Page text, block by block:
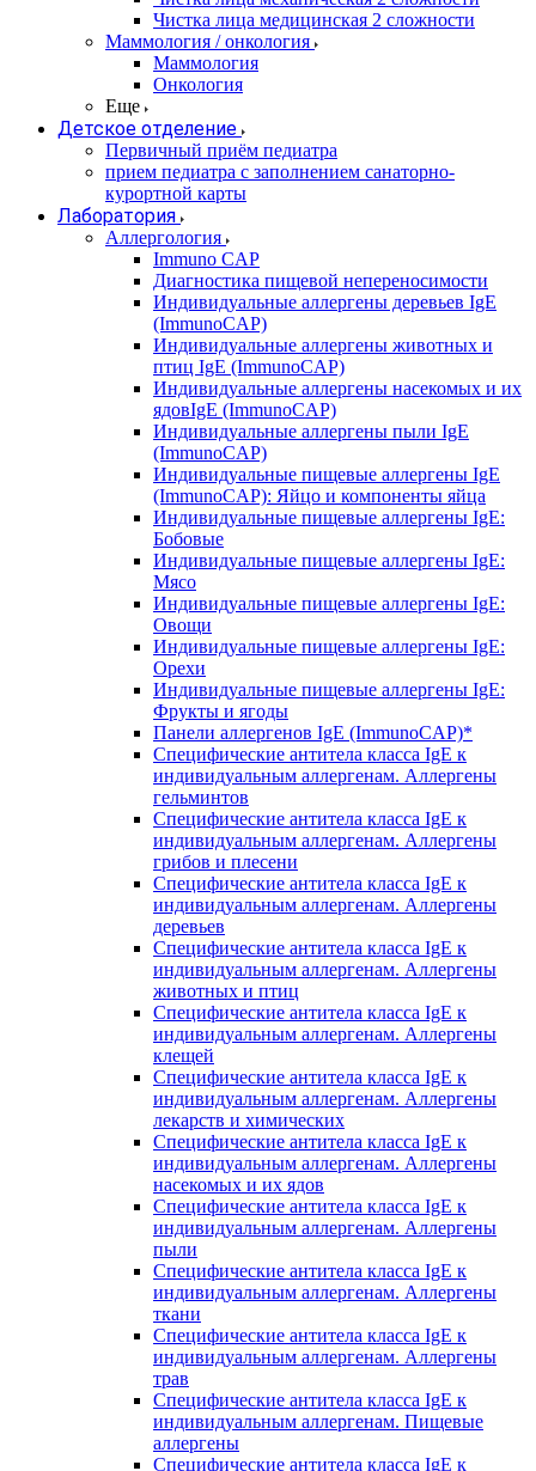
Чистка лица медицинская 2 сложности
Маммология / онкология
Маммология
Онкология
Еще
Детское отделение
Первичный приём педиатра
прием педиатра с заполнением санаторно-
курортной карты
Лаборатория
Аллергология
Immuno CAP
Диагностика пищевой непереносимости
Индивидуальные аллергены деревьев IgE
(ImmunoCAP)
Индивидуальные аллергены животных и
птиц IgE (ImmunoCAP)
Индивидуальные аллергены насекомых и их
ядовIgE (ImmunoCAP)
Индивидуальные аллергены пыли IgE
(ImmunoCAP)
Индивидуальные пищевые аллергены IgE
(ImmunoCAP): Яйцо и компоненты яйца
Индивидуальные пищевые аллергены IgE:
Бобовые
Индивидуальные пищевые аллергены IgE:
Мясо
Индивидуальные пищевые аллергены IgE:
Овощи
Индивидуальные пищевые аллергены IgE:
Орехи
Индивидуальные пищевые аллергены IgE:
Фрукты и ягоды
Панели аллергенов IgE (ImmunoCAP)*
Специфические антитела класса IgE к
индивидуальным аллергенам. Аллергены
гельминтов
Специфические антитела класса IgE к
индивидуальным аллергенам. Аллергены
грибов и плесени
Специфические антитела класса IgE к
индивидуальным аллергенам. Аллергены
деревьев
Специфические антитела класса IgE к
индивидуальным аллергенам. Аллергены
животных и птиц
Специфические антитела класса IgE к
индивидуальным аллергенам. Аллергены
клещей
Специфические антитела класса IgE к
индивидуальным аллергенам. Аллергены
лекарств и химических
Специфические антитела класса IgE к
индивидуальным аллергенам. Аллергены
насекомых и их ядов
Специфические антитела класса IgE к
индивидуальным аллергенам. Аллергены
пыли
Специфические антитела класса IgE к
индивидуальным аллергенам. Аллергены
ткани
Специфические антитела класса IgE к
индивидуальным аллергенам. Аллергены
трав
Специфические антитела класса IgE к
индивидуальным аллергенам. Пищевые
аллергены
Специфические антитела класса IgE к